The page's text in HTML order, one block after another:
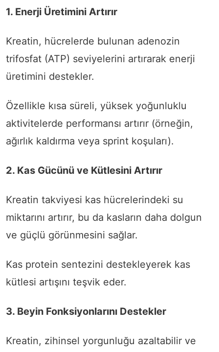
1. Enerji Üretimini Artırır
Kreatin, hücrelerde bulunan adenozin
trifosfat (ATP) seviyelerini artırarak enerji
üretimini destekler.
Özellikle kısa süreli, yüksek yoğunluklu
aktivitelerde performansı artırır (örneğin,
ağırlık kaldırma veya sprint koşuları).
2. Kas Gücünü ve Kütlesini Artırır
Kreatin takviyesi kas hücrelerindeki su
miktarını artırır, bu da kasların daha dolgun
ve güçlü görünmesini sağlar.
Kas protein sentezini destekleyerek kas
kütlesi artışını teşvik eder.
3. Beyin Fonksiyonlarını Destekler
Kreatin, zihinsel yorgunluğu azaltabilir ve